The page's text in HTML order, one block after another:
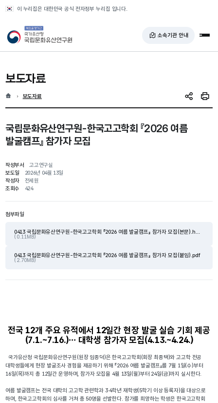
이 누리집은 대한민국 공식 전자정부 누리집 입니다.
국가유산청 국립문화유산연구원 소속기관 안내 전
보도자료
홈 현재 위치
보도자료 SNS 공유인쇄
국립문화유산연구원-한국고고학회 『2026 여름
발굴캠프』 참가자 모집
작성부서
고고연구실
보도일
2026년 04월 13일
작성자
전세원
조회수
424
첨부파일
( 0.11MB)
0413 국립문화유산연구원-한국고고학회 『2026 여름 발굴캠프』 참가자 모집(붙임).pdf
( 2.70MB)
전국 12개 주요 유적에서 12일간 현장 발굴 실습 기회 제공
(7.1.~7.16.)… 대학생 참가자 모집(4.13.~4.24.)
국가유산청 국립문화유산연구원(원장 임종덕)은 한국고고학회(회장 최종택)와 고고학 전공
대학생들에게 현장 발굴조사 경험을 제공하기 위해 『2026 여름 발굴캠프』를 7월 1일(수)부터
16일(목)까지 총 12일간 운영하며, 참가자 모집을 4월 13일(월)부터 24일(금)까지 실시한다.
여름 발굴캠프는 전국 대학의 고고학 관련학과 3·4학년 재학생(5학기 이상 등록자)을 대상으로
하며, 한국고고학회의 심사를 거쳐 총 50명을 선발한다. 참가를 희망하는 학생은 한국고고학회